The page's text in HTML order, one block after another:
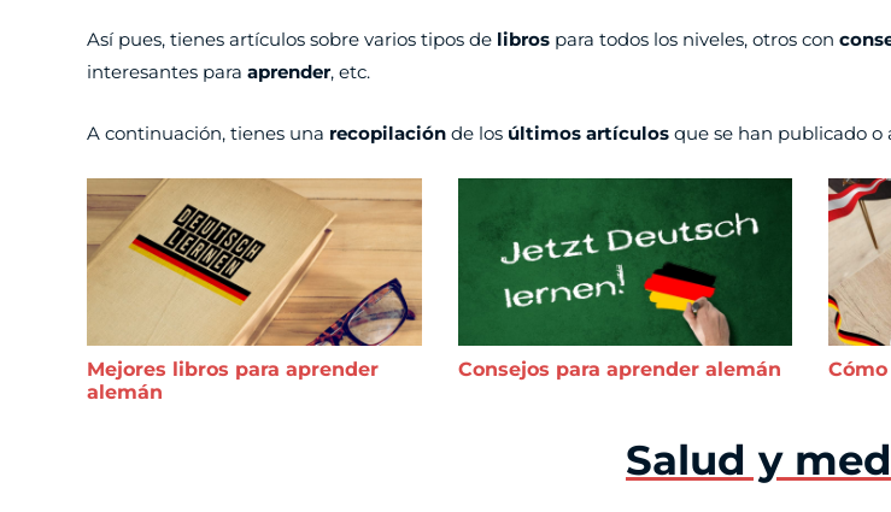
Así pues, tienes artículos sobre varios tipos de libros para todos los niveles, otros con
interesantes para aprender, etc.
A continuación, tienes una recopilación de los últimos artículos que se han publicado
Mejores libros para aprender
alemán
Consejos para aprender alemán
Salud y